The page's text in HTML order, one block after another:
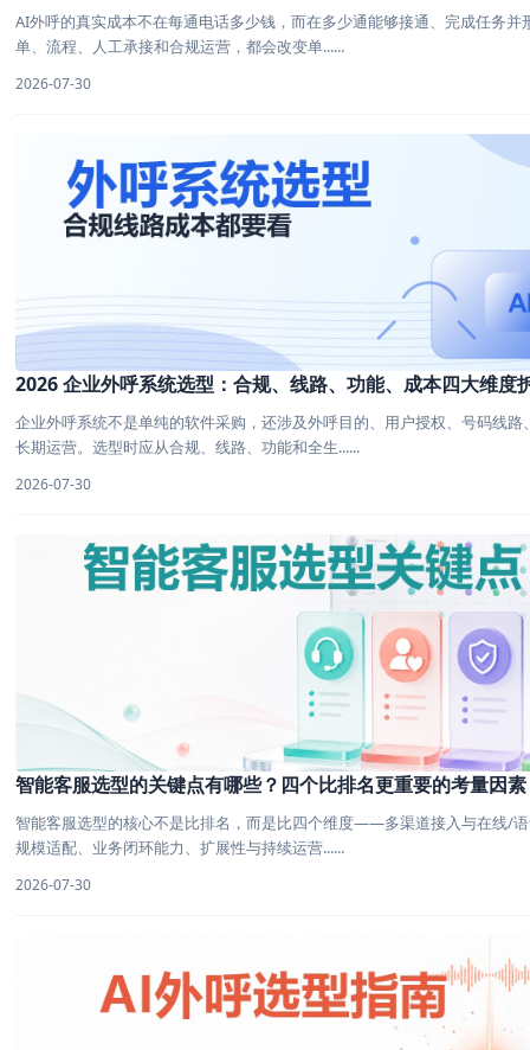
AI外呼的真实成本不在每通电话多少钱，而在多少通能够接通、完成任务并
单、流程、人工承接和合规运营，都会改变单......
2026-07-30
2026 企业外呼系统选型：合规、线路、功能、成本四大维度
企业外呼系统不是单纯的软件采购，还涉及外呼目的、用户授权、号码线
长期运营。选型时应从合规、线路、功能和全生......
2026-07-30
智能客服选型的关键点有哪些？四个比排名更重要的考量因素
智能客服选型的核心不是比排名，而是比四个维度——多渠道接入与在线/
规模适配、业务闭环能力、扩展性与持续运营......
2026-07-30